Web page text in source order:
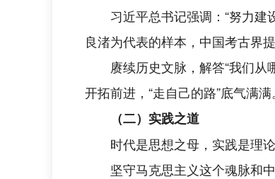
习近平总书记强调：“努力
良渚为代表的样本，中国考古界
赓续历史文脉，解答“我们
开拓前进，“走自己的路”底气满满。
（二）实践之道
时代是思想之母，实践是理论
坚守马克思主义这个魂脉和